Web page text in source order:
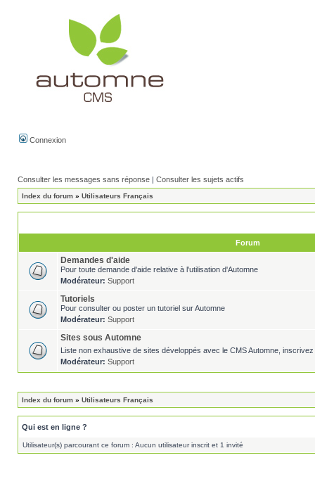
Connexion
Consulter les messages sans réponse | Consulter les sujets actifs
Index du forum » Utilisateurs Français
Forum
Demandes d'aide
Pour toute demande d'aide relative à l'utilisation d'Automne
Modérateur: Support
Tutoriels
Pour consulter ou poster un tutoriel sur Automne
Modérateur: Support
Sites sous Automne
Liste non exhaustive de sites développés avec le CMS Automne,
Modérateur: Support
Index du forum » Utilisateurs Français
Qui est en ligne ?
Utilisateur(s) parcourant ce forum : Aucun utilisateur inscrit et 1 invité